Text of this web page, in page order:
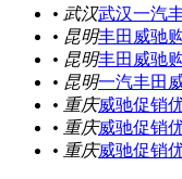
• 武汉武汉一汽
• 昆明丰田威驰
• 昆明丰田威驰
• 昆明一汽丰田
• 重庆威驰促销
• 重庆威驰促销
• 重庆威驰促销